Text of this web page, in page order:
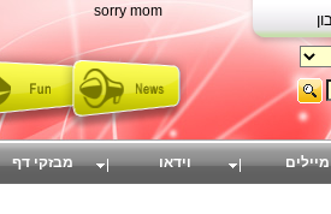
sorry mom
מיילים וידאו מבזקי דף